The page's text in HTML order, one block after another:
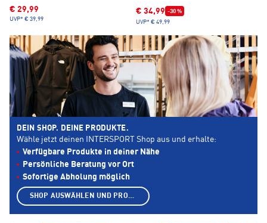
€ 29,99
UVP* € 39,99
€ 34,99 -30 %
UVP* € 49,99
DEIN SHOP. DEINE PRODUKTE.
Wähle jetzt deinen INTERSPORT Shop aus und erhalte:
Verfügbare Produkte in deiner Nähe
Persönliche Beratung vor Ort
Sofortige Abholung möglich
SHOP AUSWÄHLEN UND PRODUKTE ANZEIGEN